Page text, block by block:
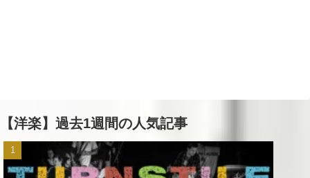
【洋楽】過去1週間の人気記事